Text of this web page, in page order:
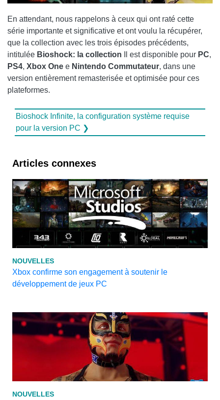
En attendant, nous rappelons à ceux qui ont raté cette
série importante et significative et ont voulu la récupérer,
que la collection avec les trois épisodes précédents,
intitulée Bioshock: la collection Il est disponible pour PC,
PS4, Xbox One e Nintendo Commutateur, dans une
version entièrement remasterisée et optimisée pour ces
plateformes.
Bioshock Infinite, la configuration système requise
pour la version PC ❯
Articles connexes
NOUVELLES
Xbox confirme son engagement à soutenir le
développement de jeux PC
NOUVELLES